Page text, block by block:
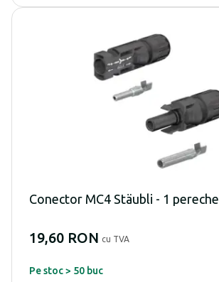
Conector MC4 Stäubli - 1 pereche
19,60 RON cu TVA
Pe stoc > 50 buc